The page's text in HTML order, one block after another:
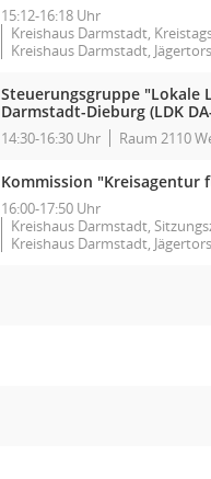
15:12-16:18 Uhr
Kreishaus Darmstadt,
Kreishaus Darmstadt,
Steuerungsgruppe "Lokale
Darmstadt-Dieburg (LDK
14:30-16:30 Uhr Raum 2110
Kommission "Kreisagentur
16:00-17:50 Uhr
Kreishaus Darmstadt,
Kreishaus Darmstadt,